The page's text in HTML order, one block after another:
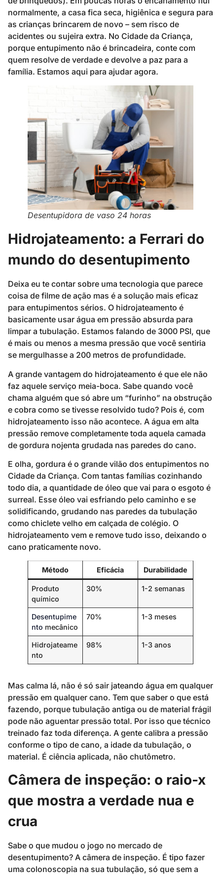
normalmente, a casa fica seca, higiênica e segura para
as crianças brincarem de novo – sem risco de
acidentes ou sujeira extra. No Cidade da Criança,
porque entupimento não é brincadeira, conte com
quem resolve de verdade e devolve a paz para a
família. Estamos aqui para ajudar agora.
Desentupidora de vaso 24 horas
Hidrojateamento: a Ferrari do
mundo do desentupimento
Deixa eu te contar sobre uma tecnologia que parece
coisa de filme de ação mas é a solução mais eficaz
para entupimentos sérios. O hidrojateamento é
basicamente usar água em pressão absurda para
limpar a tubulação. Estamos falando de 3000 PSI, que
é mais ou menos a mesma pressão que você sentiria
se mergulhasse a 200 metros de profundidade.
A grande vantagem do hidrojateamento é que ele não
faz aquele serviço meia-boca. Sabe quando você
chama alguém que só abre um “furinho” na obstrução
e cobra como se tivesse resolvido tudo? Pois é, com
hidrojateamento isso não acontece. A água em alta
pressão remove completamente toda aquela camada
de gordura nojenta grudada nas paredes do cano.
E olha, gordura é o grande vilão dos entupimentos no
Cidade da Criança. Com tantas famílias cozinhando
todo dia, a quantidade de óleo que vai para o esgoto é
surreal. Esse óleo vai esfriando pelo caminho e se
solidificando, grudando nas paredes da tubulação
como chiclete velho em calçada de colégio. O
hidrojateamento vem e remove tudo isso, deixando o
cano praticamente novo.
Método Eficácia Durabilidade
Produto
químico
30% 1-2 semanas
Desentupime
nto mecânico
70% 1-3 meses
Hidrojateame
nto
98% 1-3 anos
Mas calma lá, não é só sair jateando água em qualquer
pressão em qualquer cano. Tem que saber o que está
fazendo, porque tubulação antiga ou de material frágil
pode não aguentar pressão total. Por isso que técnico
treinado faz toda diferença. A gente calibra a pressão
conforme o tipo de cano, a idade da tubulação, o
material. É ciência aplicada, não chutômetro.
Câmera de inspeção: o raio-x
que mostra a verdade nua e
crua
Sabe o que mudou o jogo no mercado de
desentupimento? A câmera de inspeção. É tipo fazer
uma colonoscopia na sua tubulação, só que sem a